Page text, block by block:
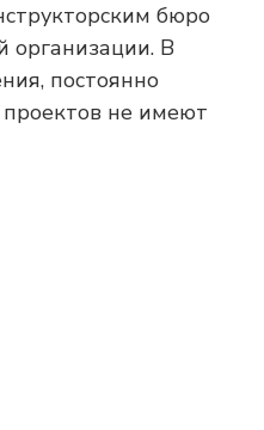
бюро
организации. В
постоянно
не имеют